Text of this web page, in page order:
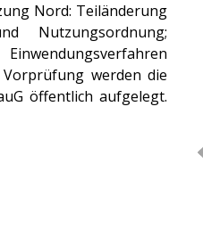
Nord: Teiländerung
Nutzungsordnung;
werden die
öffentlich aufgelegt.